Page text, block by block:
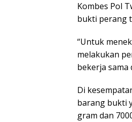
Kombes Pol
bukti perang
“Untuk
melakukan
bekerja sama
Di
barang bukti
gram dan